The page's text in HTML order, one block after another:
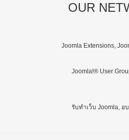
OUR
Joomla Extensions,
Joomla!® User
รับทำเว็บ Joomla, อ